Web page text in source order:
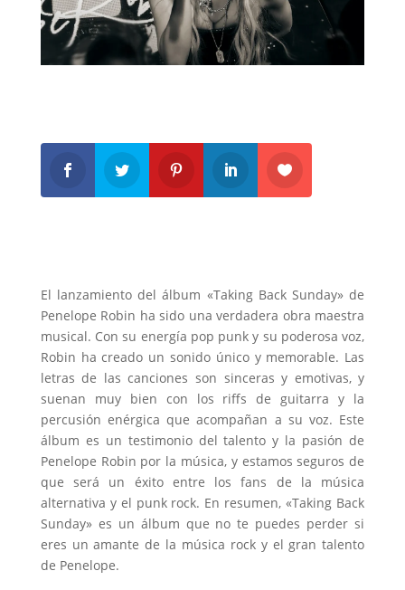
El lanzamiento del álbum «Taking Back Sunday» de
Penelope Robin ha sido una verdadera obra maestra
musical. Con su energía pop punk y su poderosa voz,
Robin ha creado un sonido único y memorable. Las
letras de las canciones son sinceras y emotivas, y
suenan muy bien con los riffs de guitarra y la
percusión enérgica que acompañan a su voz. Este
álbum es un testimonio del talento y la pasión de
Penelope Robin por la música, y estamos seguros de
que será un éxito entre los fans de la música
alternativa y el punk rock. En resumen, «Taking Back
Sunday» es un álbum que no te puedes perder si
eres un amante de la música rock y el gran talento
de Penelope.